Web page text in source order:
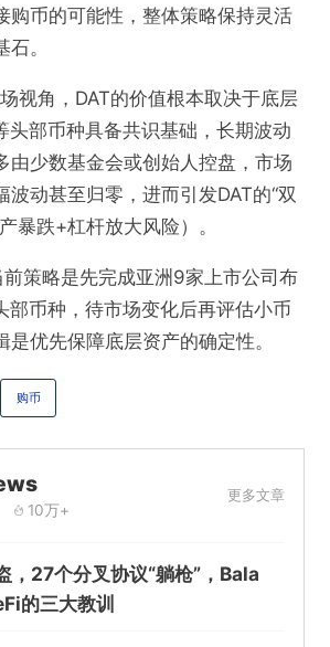
购币的可能性，整体策略保持灵活
。
视角，DAT的价值根本取决于底层
头部币种具备共识基础，长期波动
由少数基金会或创始人控盘，市场
波动甚至归零，进而引发DAT的“双
暴跌+杠杆放大风险）。
策略是先完成亚洲9家上市公司布
部币种，待市场变化后再评估小币
优先保障底层资产的确定性。
购币
10万+
更多文章
，27个分叉协议“躺枪”，Bala
的三大教训